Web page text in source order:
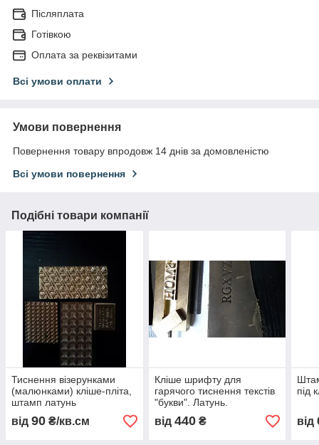
Післяплата
Готівкою
Оплата за реквізитами
Всі умови оплати
Умови повернення
Повернення товару впродовж 14 днів за домовленістю
Всі умови повернення
Подібні товари компанії
Тиснення візерунками
(малюнками) кліше-пліта,
штамп латунь
від 90 ₴/кв.см
Кліше шрифту для
гарячого тиснення текстів
"букви". Латунь.
від 440₴
під
від